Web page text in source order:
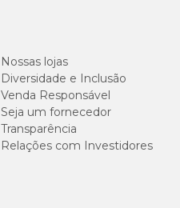
Nossas lojas
Diversidade e Inclusão
Venda Responsável
Seja um fornecedor
Transparência
Relações com Investidores